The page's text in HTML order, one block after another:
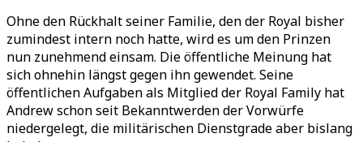
Ohne den Rückhalt seiner Familie, den der Royal bisher
zumindest intern noch hatte, wird es um den Prinzen
nun zunehmend einsam. Die öffentliche Meinung hat
sich ohnehin längst gegen ihn gewendet. Seine
öffentlichen Aufgaben als Mitglied der Royal Family hat
Andrew schon seit Bekanntwerden der Vorwürfe
niedergelegt, die militärischen Dienstgrade aber bislang